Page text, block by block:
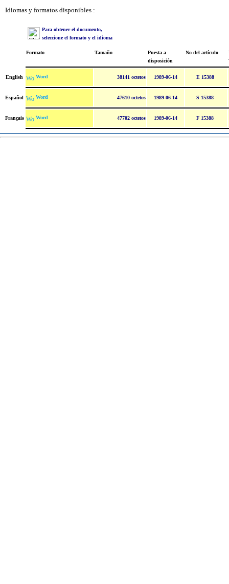
Idiomas y formatos disponibles :
Para obtener el documento,
seleccione el formato y el idioma
Formato Tamaño
Puesta a
disposición
No del artículo
English Word 38141 octetos 1989-06-14 E 15388
Español Word 47610 octetos 1989-06-14 S 15388
Français Word 47702 octetos 1989-06-14 F 15388